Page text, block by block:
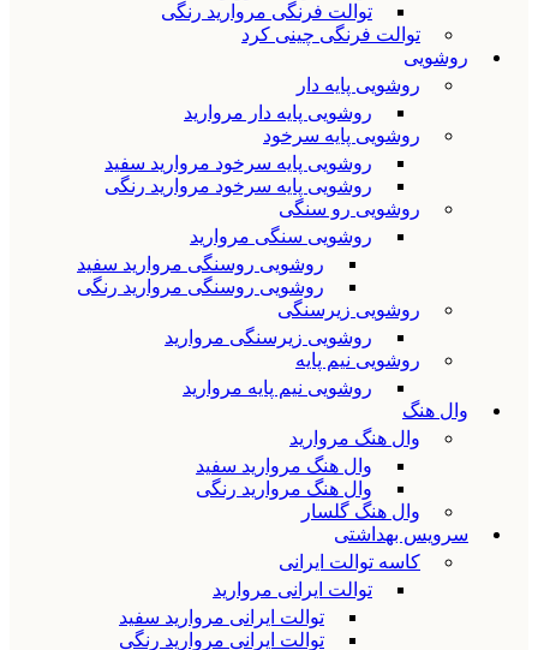
توالت فرنگی مروارید رنگی
توالت فرنگی چینی کرد
روشویی
روشویی پایه دار
روشویی پایه دار مروارید
روشویی پایه سرخود
روشویی پایه سرخود مروارید سفید
روشویی پایه سرخود مروارید رنگی
روشویی رو سنگی
روشویی سنگی مروارید
روشویی روسنگی مروارید سفید
روشویی روسنگی مروارید رنگی
روشویی زیرسنگی
روشویی زیرسنگی مروارید
روشویی نیم پایه
روشویی نیم پایه مروارید
وال هنگ
وال هنگ مروارید
وال هنگ مروارید سفید
وال هنگ مروارید رنگی
وال هنگ گلسار
سرویس بهداشتی
کاسه توالت ایرانی
توالت ایرانی مروارید
توالت ایرانی مروارید سفید
توالت ایرانی مروارید رنگی